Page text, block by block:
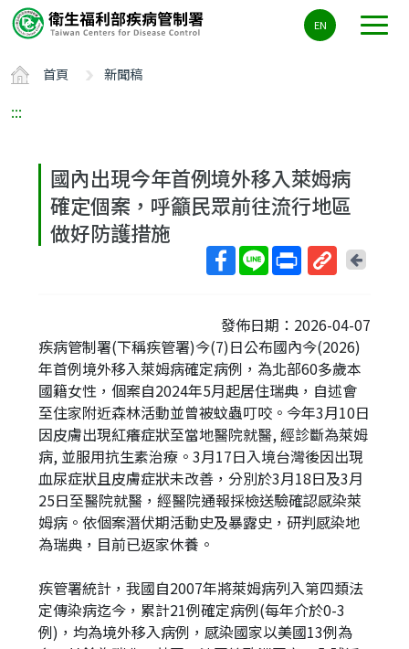
要
容
ALT+C
EN
首頁 新聞稿
:::
國內出現今年首例境外移入萊姆病
確定個案，呼籲民眾前往流行地區
做好防護措施
短
網
址
回
頁
發佈日期：2026-04-07
疾病管制署(下稱疾管署)今(7)日公布國內今(2026)
年首例境外移入萊姆病確定病例，為北部60多歲本
國籍女性，個案自2024年5月起居住瑞典，自述會
至住家附近森林活動並曾被蚊蟲叮咬。今年3月10日
因皮膚出現紅癢症狀至當地醫院就醫, 經診斷為萊姆
病, 並服用抗生素治療。3月17日入境台灣後因出現
血尿症狀且皮膚症狀未改善，分別於3月18日及3月
25日至醫院就醫，經醫院通報採檢送驗確認感染萊
姆病。依個案潛伏期活動史及暴露史，研判感染地
為瑞典，目前已返家休養。
疾管署統計，我國自2007年將萊姆病列入第四類法
定傳染病迄今，累計21例確定病例(每年介於0-3
例)，均為境外移入病例，感染國家以美國13例為